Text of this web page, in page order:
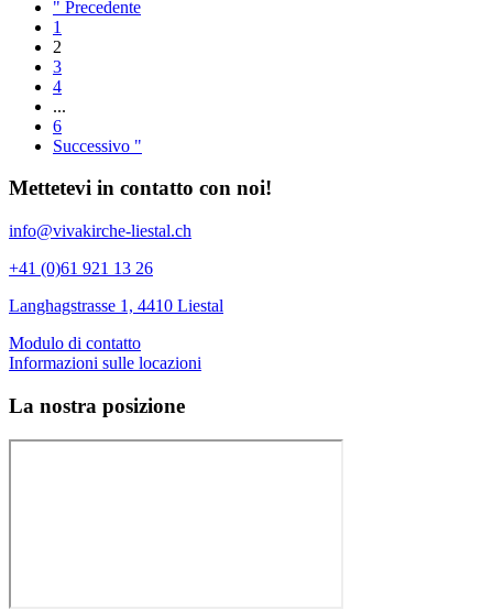
" Precedente
1
2
3
4
...
6
Successivo "
Mettetevi in contatto con noi!
info@vivakirche-liestal.ch
+41 (0)61 921 13 26
Langhagstrasse 1, 4410 Liestal
Modulo di contatto
Informazioni sulle locazioni
La nostra posizione